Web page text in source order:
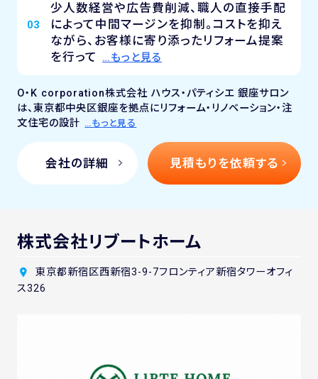
03
少人数経営や広告費削減、職人の直接手配
によって中間マージンを抑制。コストを抑え
ながら、お客様に寄り添ったリフォーム提案
を行って
…もっと見る
O・K corporation株式会社 ハウス・パティシエ 銀座サロン
は、東京都中央区銀座を拠点にリフォーム・リノベーション・注
文住宅の設計 …もっと見る
会社の詳細 見積もりを依頼する
株式会社リブートホーム
東京都新宿区西新宿3-9-7フロンティア新宿タワーオフィ
ス326